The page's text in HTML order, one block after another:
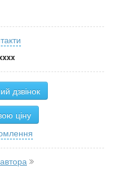
дзвінок
ціну